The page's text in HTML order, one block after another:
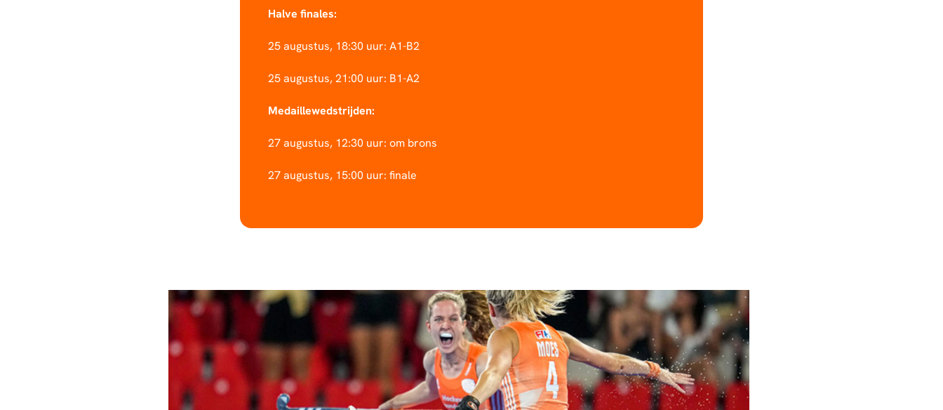
Halve finales:
25 augustus, 18:30 uur: A1-B2
25 augustus, 21:00 uur: B1-A2
Medaillewedstrijden:
27 augustus, 12:30 uur: om brons
27 augustus, 15:00 uur: finale